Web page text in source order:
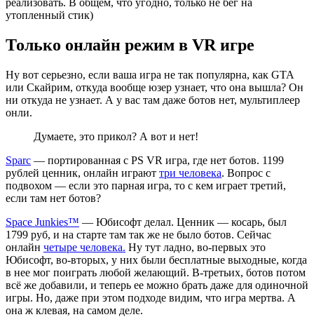
реализовать. В общем, что угодно, только не бег на
утопленный стик)
Только онлайн режим в VR игре
Ну вот серьезно, если ваша игра не так популярна, как GTA
или Скайрим, откуда вообще юзер узнает, что она вышла? Он
ни откуда не узнает. А у вас там даже ботов нет, мультиплеер
онли.
Думаете, это прикол? А вот и нет!
Sparc — портированная с PS VR игра, где нет ботов. 1199
рублей ценник, онлайн играют три человека. Вопрос с
подвохом — если это парная игра, то с кем играет третий,
если там нет ботов?
Space Junkies™ — Юбисофт делал. Ценник — косарь, был
1799 руб, и на старте там так же не было ботов. Сейчас
онлайн четыре человека. Ну тут ладно, во-первых это
Юбисофт, во-вторых, у них были бесплатные выходные, когда
в нее мог поиграть любой желающий. В-третьих, ботов потом
всё же добавили, и теперь ее можно брать даже для одиночной
игры. Но, даже при этом подходе видим, что игра мертва. А
она ж клевая, на самом деле.